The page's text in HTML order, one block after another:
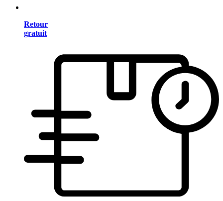
Retour
gratuit